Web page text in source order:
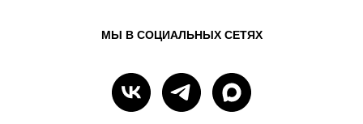
МЫ В СОЦИАЛЬНЫХ СЕТЯХ